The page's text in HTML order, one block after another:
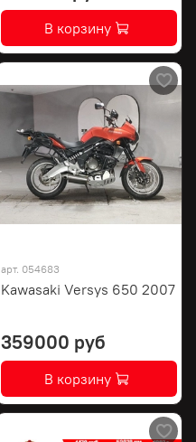
В корзину
арт. 054683
Kawasaki Versys 650 2007
359000 руб
В корзину